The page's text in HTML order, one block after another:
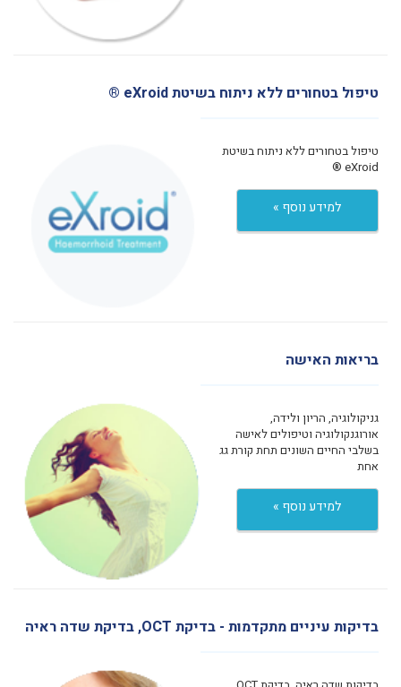
טיפול בטחורים ללא ניתוח בשיטת eXroid ®
טיפול בטחורים ללא ניתוח בשיטת
eXroid ®
למידע נוסף »
בריאות האישה
גניקולוגיה, הריון ולידה,
אורוגנקולוגיה וטיפולים לאישה
בשלבי החיים השונים תחת קורת גג
אחת
למידע נוסף »
בדיקות עיניים מתקדמות - בדיקת OCT, בדיקת שדה ראיה